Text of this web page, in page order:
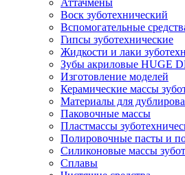
Аттачмены
Воск зуботехнический
Вспомогательные
Гипсы зуботехнические
Жидкости и лаки
Зубы акриловые HUGE
Изготовление моделей
Керамические массы
Материалы для
Паковочные массы
Пластмассы
Полировочные пасты и
Силиконовые массы
Сплавы